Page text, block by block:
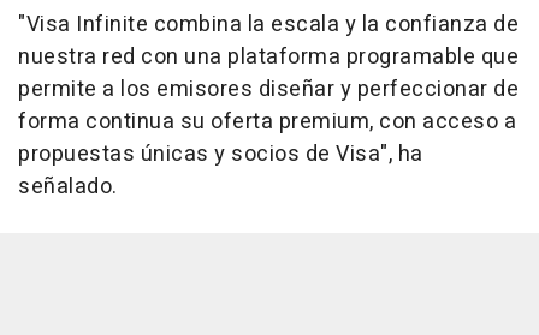
"Visa Infinite combina la escala y la confianza de
nuestra red con una plataforma programable que
permite a los emisores diseñar y perfeccionar de
forma continua su oferta premium, con acceso a
propuestas únicas y socios de Visa", ha
señalado.